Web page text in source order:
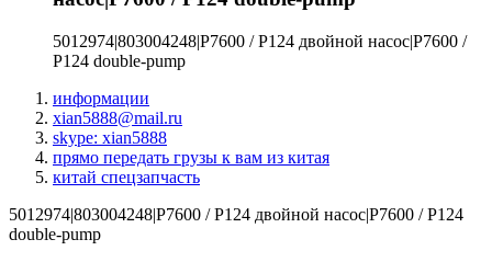
5012974|803004248|P7600 / P124 двойной насос|P7600 /
P124 double-pump
информации
xian5888@mail.ru
skype: xian5888
прямо передать грузы к вам из китая
китай спецзапчасть
5012974|803004248|P7600 / P124 двойной насос|P7600 / P124
double-pump